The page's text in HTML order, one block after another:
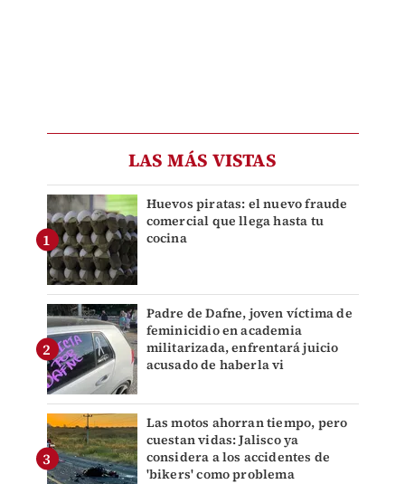
LAS MÁS VISTAS
Huevos piratas: el nuevo fraude
comercial que llega hasta tu
cocina
Padre de Dafne, joven víctima de
feminicidio en academia
militarizada, enfrentará juicio
acusado de haberla vi
Las motos ahorran tiempo, pero
cuestan vidas: Jalisco ya
considera a los accidentes de
'bikers' como problema